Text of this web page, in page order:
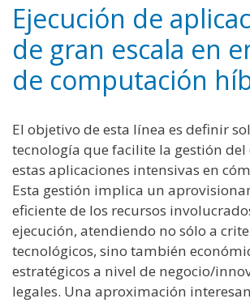
Ejecución de
de gran escala en
de computación
El objetivo de esta línea es definir
tecnología que facilite la gestión del
estas aplicaciones intensivas en
Esta gestión implica un
eficiente de los recursos
ejecución, atendiendo no sólo a
tecnológicos, sino también
estratégicos a nivel de negocio/
legales. Una aproximación